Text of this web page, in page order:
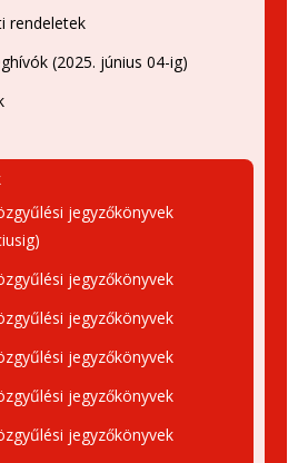
rendeletek
(2025. június 04-ig)
jegyzőkönyvek
jegyzőkönyvek
jegyzőkönyvek
jegyzőkönyvek
jegyzőkönyvek
jegyzőkönyvek